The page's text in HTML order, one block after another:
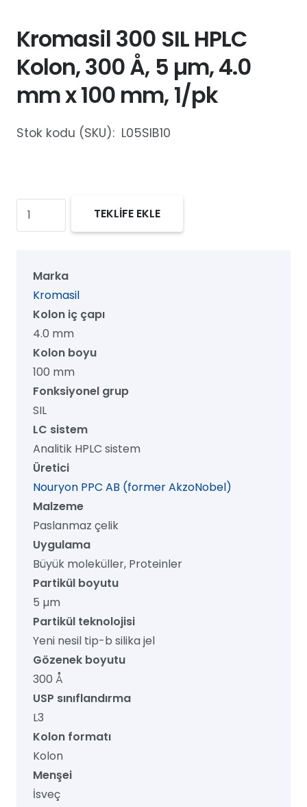
Kromasil 300 SIL HPLC
Kolon, 300 Å, 5 µm, 4.0
mm x 100 mm, 1/pk
Stok kodu (SKU): L05SIB10
Kromasil
300
Kolon,
300
µm,
mm
mm,
1/pk
adet
TEKLİFE EKLE
Marka
Kromasil
Kolon iç çapı
4.0 mm
Kolon boyu
100 mm
Fonksiyonel grup
SIL
LC sistem
Analitik HPLC sistem
Üretici
Nouryon PPC AB (former AkzoNobel)
Malzeme
Paslanmaz çelik
Uygulama
Büyük moleküller, Proteinler
Partikül boyutu
5 µm
Partikül teknolojisi
Yeni nesil tip-b silika jel
Gözenek boyutu
300 Å
USP sınıflandırma
L3
Kolon formatı
Kolon
Menşei
İsveç